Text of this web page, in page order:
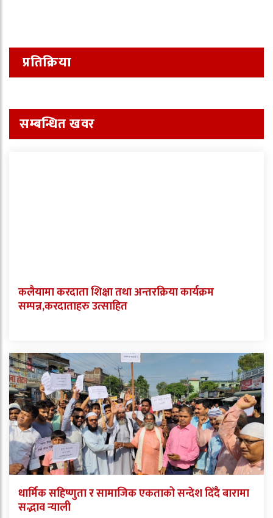
प्रतिक्रिया
सम्बन्धित खवर
कलैयामा करदाता शिक्षा तथा अन्तरक्रिया कार्यक्रम
सम्पन्न,करदाताहरु उत्साहित
धार्मिक सहिष्णुता र सामाजिक एकताको सन्देश दिँदै बारामा
सद्भाव र्‍याली